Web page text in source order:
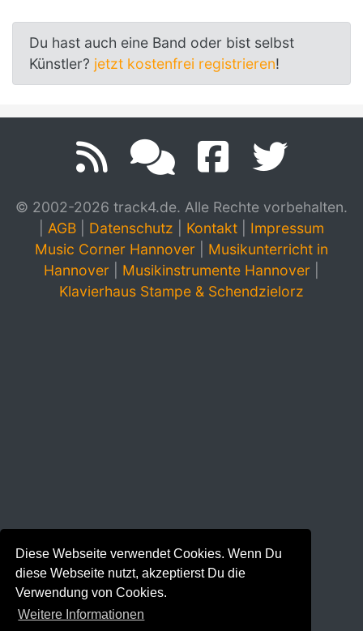
Diese Webseite verwendet Cookies. Wenn Du
diese Webseite nutzt, akzeptierst Du die
Verwendung von Cookies.
Weitere Informationen
Du hast auch eine Band oder bist selbst
Künstler? jetzt kostenfrei registrieren!
© 2002-2026 track4.de. Alle Rechte vorbehalten.
AGB Datenschutz Kontakt
Impressum
Music Corner Hannover
Musikunterricht in
Hannover
Musikinstrumente Hannover
Klavierhaus Stampe & Schendzielorz